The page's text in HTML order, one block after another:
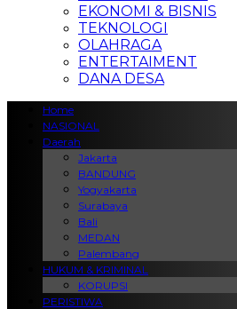
EKONOMI & BISNIS
TEKNOLOGI
OLAHRAGA
ENTERTAIMENT
DANA DESA
Home
NASIONAL
Daerah
Jakarta
BANDUNG
Yogyakarta
Surabaya
Bali
MEDAN
Palembang
HUKUM & KRIMINAL
KORUPSI
PERISTIWA